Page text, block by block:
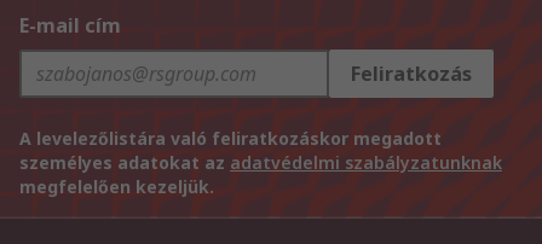
E-mail cím
Feliratkozás
A levelezőlistára való feliratkozáskor megadott
személyes adatokat az adatvédelmi szabályzatunknak
megfelelően kezeljük.